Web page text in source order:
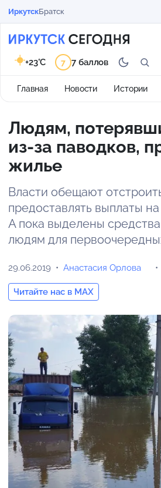
ИркутскБратск
Главная Новости Истории
+23°C 7 7 баллов
Людям,
из-за паводков,
жилье
Власти обещают
предоставлять выплаты
А пока выделены
людям для
29.06.2019 Анастасия Орлова
Читайте нас в MAX